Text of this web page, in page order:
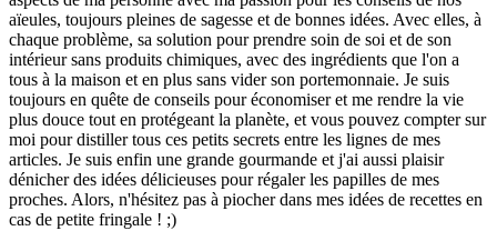
aïeules, toujours pleines de sagesse et de bonnes idées. Avec elles, à
chaque problème, sa solution pour prendre soin de soi et de son
intérieur sans produits chimiques, avec des ingrédients que l'on a
tous à la maison et en plus sans vider son portemonnaie. Je suis
toujours en quête de conseils pour économiser et me rendre la vie
plus douce tout en protégeant la planète, et vous pouvez compter sur
moi pour distiller tous ces petits secrets entre les lignes de mes
articles. Je suis enfin une grande gourmande et j'ai aussi plaisir
dénicher des idées délicieuses pour régaler les papilles de mes
proches. Alors, n'hésitez pas à piocher dans mes idées de recettes en
cas de petite fringale ! ;)